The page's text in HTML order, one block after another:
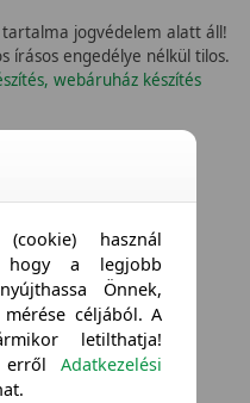
tartalma jogvédelem alatt áll!
írásos engedélye nélkül tilos.
webáruház készítés
használ
hogy a legjobb
Önnek,
céljából. A
letilthatja!
errőlAdatkezelési